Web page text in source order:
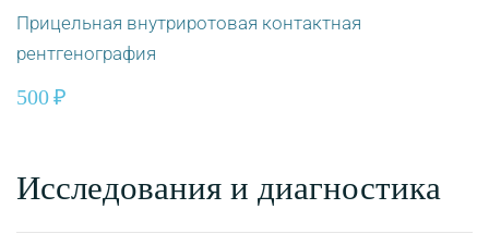
Прицельная внутриротовая контактная
рентгенография
500
Исследования и диагностика